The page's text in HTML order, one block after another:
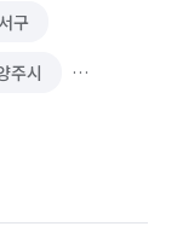
구
주시
구